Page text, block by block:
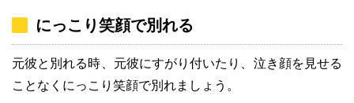
にっこり笑顔で別れる
元彼と別れる時、元彼にすがり付いたり、泣き顔を見せる
ことなくにっこり笑顔で別れましょう。